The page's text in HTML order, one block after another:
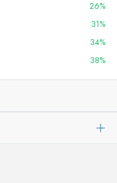
26%
31%
34%
38%